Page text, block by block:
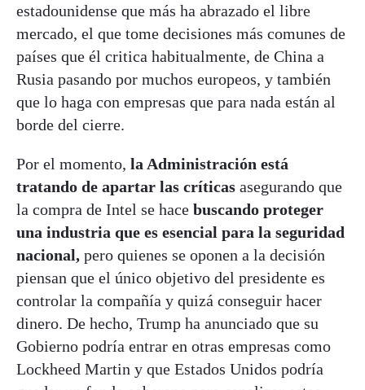
estadounidense que más ha abrazado el libre
mercado, el que tome decisiones más comunes de
países que él critica habitualmente, de China a
Rusia pasando por muchos europeos, y también
que lo haga con empresas que para nada están al
borde del cierre.
Por el momento, la Administración está
tratando de apartar las críticas asegurando que
la compra de Intel se hace buscando proteger
una industria que es esencial para la seguridad
nacional, pero quienes se oponen a la decisión
piensan que el único objetivo del presidente es
controlar la compañía y quizá conseguir hacer
dinero. De hecho, Trump ha anunciado que su
Gobierno podría entrar en otras empresas como
Lockheed Martin y que Estados Unidos podría